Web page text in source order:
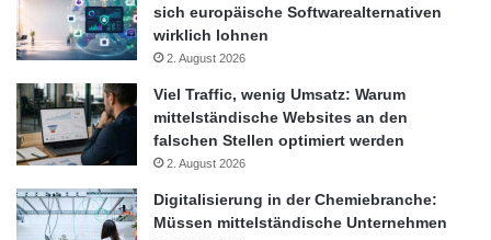
sich europäische Softwarealternativen
wirklich lohnen
2. August 2026
Viel Traffic, wenig Umsatz: Warum
mittelständische Websites an den
falschen Stellen optimiert werden
2. August 2026
Digitalisierung in der Chemiebranche:
Müssen mittelständische Unternehmen